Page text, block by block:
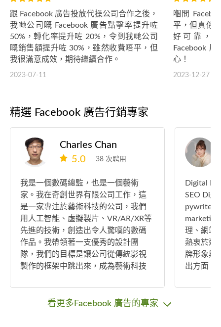
跟 Facebook 廣告投放代操公司合作之後，
我哋公司嘅 Facebook 廣告點擊率提升咗
50%，轉化率提升咗 20%，令到我哋公司
嘅銷售額提升咗 30%，雖然收費唔平，但
我很滿意成效，期待繼續合作。
2023-07-11
嗰間
平，但真係
好可靠，
Facebook
心！
2023-12-27
精選 Facebook 廣告行銷專家
Charles Chan
5.0
38 次聘用
我是一個數碼總監，也是一個藝術
家。我在奇創世界有限公司工作，這
是一家專注於藝術科技的公司，我們
用人工智能、虛擬製片、VR/AR/XR等
先進的技術，創造出令人驚嘆的數碼
作品。我帶領著一支優秀的設計團
隊，我們的目標是讓公司從傳統影視
製作的框架中跳出來，成為藝術科技
000年，當時我還是一個中國文化研究
教育網站的設計師，我喜歡用我的創
Digital
SEO
pywriter
理、網站
熱衷於透
牌形象與提
出方面：
與觀眾建
看更多Facebook 廣告的專家